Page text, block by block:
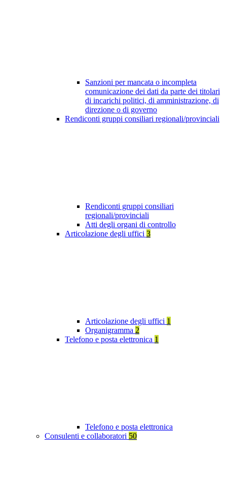
Sanzioni per mancata o incompleta
comunicazione dei dati da parte dei titolari
di incarichi politici, di amministrazione, di
direzione o di governo
Rendiconti gruppi consiliari regionali/provinciali
Rendiconti gruppi consiliari
regionali/provinciali
Atti degli organi di controllo
Articolazione degli uffici 3
Articolazione degli uffici 1
Organigramma 2
Telefono e posta elettronica 1
Telefono e posta elettronica
Consulenti e collaboratori 50